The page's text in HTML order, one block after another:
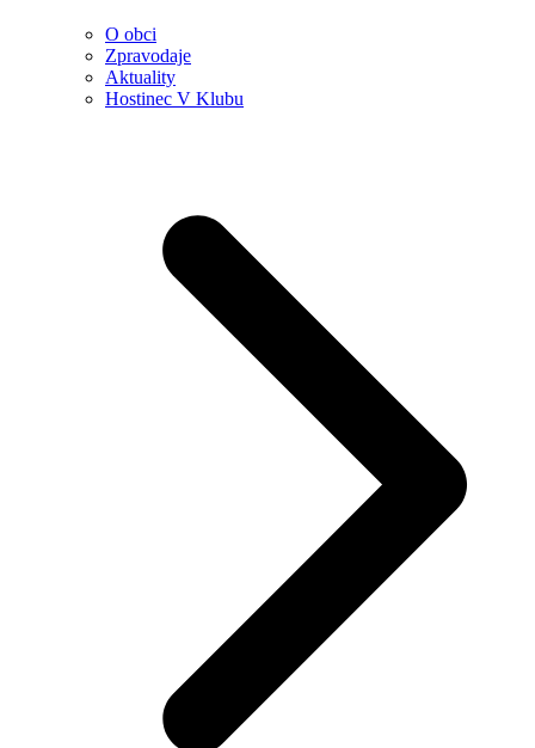
O obci
Zpravodaje
Aktuality
Hostinec V Klubu